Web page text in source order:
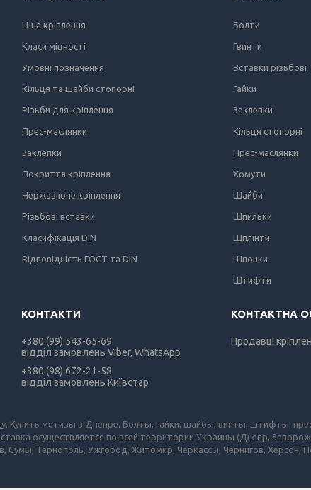
Ціна кріплення
Класи міцності
Умовні позначення
Кільця та шайби стопорні
Різьби для кріплення
Прес-маслянки
Заклепки
Покриття кріплення
Нержавіюче кріплення
Різьбові вставки
Класифікація DIN
Відповідність ГОСТ та DIN
Болти
Гвинти
Вставки різьбові
Гайки
Заклепки
Кільця стопорні
Прес-маслянки
Хомути
Шайби
Шпильки
Шплінти
Шпонки
Штифти
+380 (99) 543-65-69
відділ замовлень Viber, WhatsApp
+380 (98) 672-21-58
відділ замовлень Київстар
Продавці
Купить метизы в Днепре. Болты, гайки, шайбы, винты, штифты,
осуществляется по всей территории Украины (Днепр,
Сумы, Тернополь, Ужгород, Житомир, Черкассы, Чернигов, Херсон,